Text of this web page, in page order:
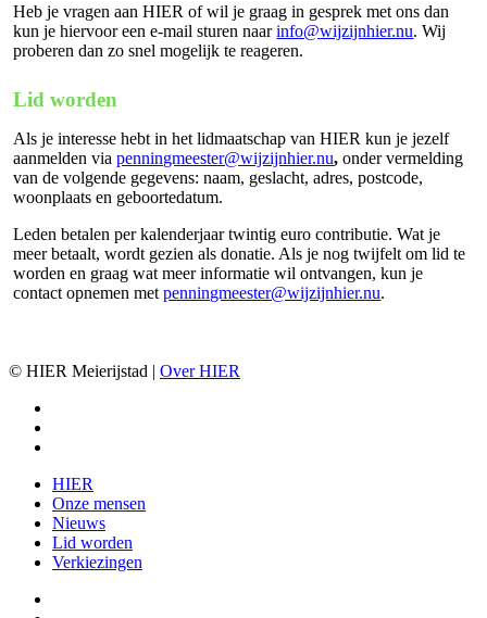
Heb je vragen aan HIER of wil je graag in gesprek met ons dan
kun je hiervoor een e-mail sturen naarinfo@wijzijnhier.nu. Wij
proberen dan zo snel mogelijk te reageren.
Lid worden
Als je interesse hebt in het lidmaatschap van HIER kun je jezelf
aanmelden viapenningmeester@wijzijnhier.nu, onder vermelding
van de volgende gegevens: naam, geslacht, adres, postcode,
woonplaats en geboortedatum.
Leden betalen per kalenderjaar twintig euro contributie. Wat je
meer betaalt, wordt gezien als donatie. Als je nog twijfelt om lid te
worden en graag wat meer informatie wil ontvangen, kun je
contact opnemen metpenningmeester@wijzijnhier.nu.
© HIER Meierijstad | Over HIER
Close
Menu
HIER
Onze mensen
Nieuws
Lid worden
Verkiezingen